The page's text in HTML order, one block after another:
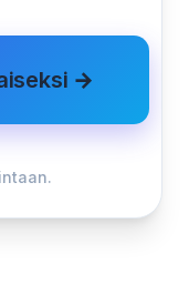
→